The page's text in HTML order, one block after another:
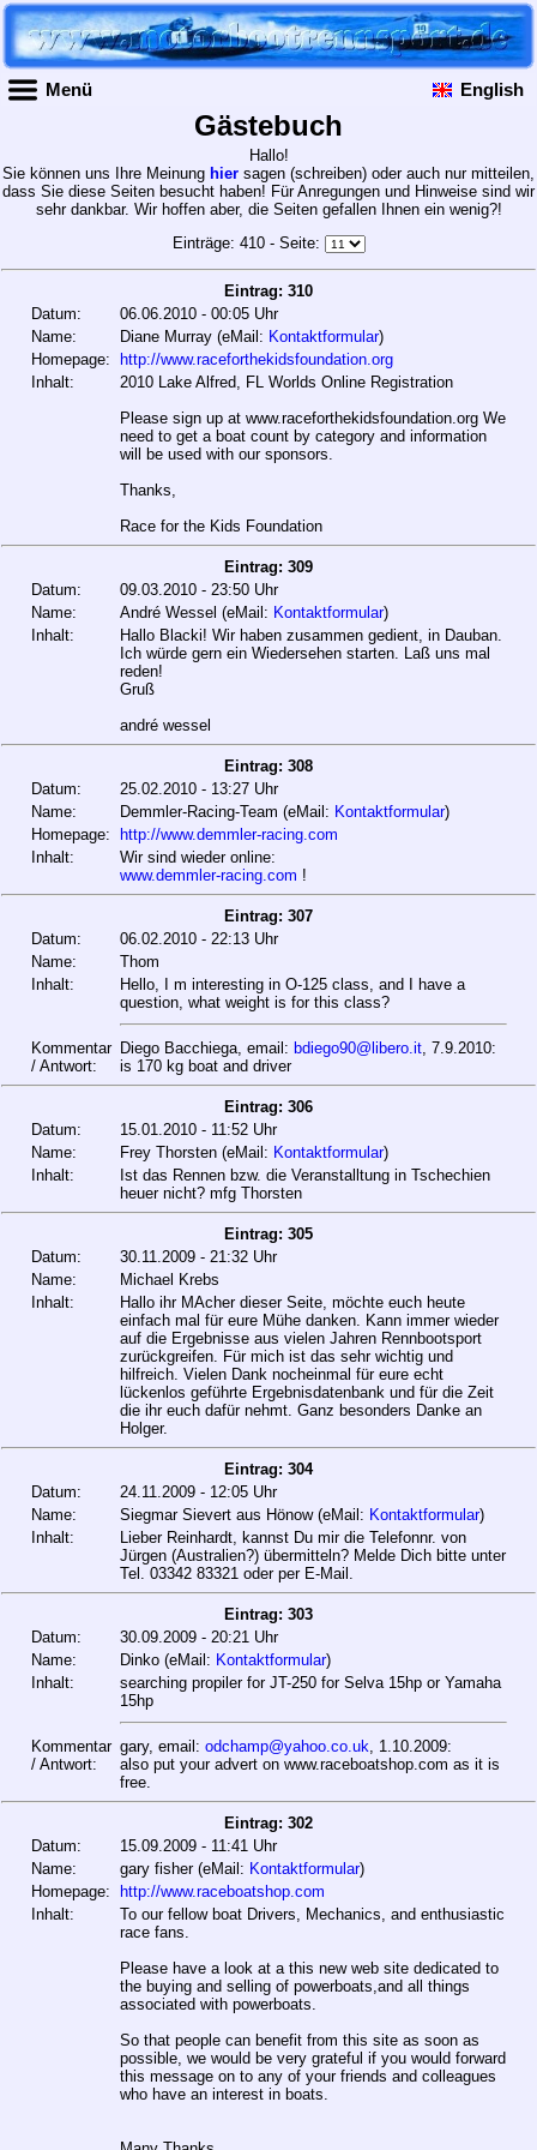
Menü English
Gästebuch
Hallo!
Sie können uns Ihre Meinung hier sagen (schreiben) oder auch nur mitteilen,
dass Sie diese Seiten besucht haben! Für Anregungen und Hinweise sind wir
sehr dankbar. Wir hoffen aber, die Seiten gefallen Ihnen ein wenig?!
Einträge: 410 - Seite:
Eintrag: 310
Datum:
06.06.2010 - 00:05 Uhr
Name:
Diane Murray (eMail: Kontaktformular)
Homepage:
http://www.raceforthekidsfoundation.org
Inhalt:
2010 Lake Alfred, FL Worlds Online Registration
Please sign up at www.raceforthekidsfoundation.org We
need to get a boat count by category and information
will be used with our sponsors.
Thanks,
Race for the Kids Foundation
Eintrag: 309
Datum:
09.03.2010 - 23:50 Uhr
Name:
André Wessel (eMail: Kontaktformular)
Inhalt:
Hallo Blacki! Wir haben zusammen gedient, in Dauban.
Ich würde gern ein Wiedersehen starten. Laß uns mal
reden!
Gruß
andré wessel
Eintrag: 308
Datum:
25.02.2010 - 13:27 Uhr
Name:
Demmler-Racing-Team (eMail: Kontaktformular)
Homepage:
http://www.demmler-racing.com
Inhalt:
Wir sind wieder online:
www.demmler-racing.com !
Eintrag: 307
Datum:
06.02.2010 - 22:13 Uhr
Name:
Thom
Inhalt:
Hello, I m interesting in O-125 class, and I have a
question, what weight is for this class?
Kommentar
/ Antwort:
Diego Bacchiega, email: bdiego90@libero.it, 7.9.2010:
is 170 kg boat and driver
Eintrag: 306
Datum:
15.01.2010 - 11:52 Uhr
Name:
Frey Thorsten (eMail: Kontaktformular)
Inhalt:
Ist das Rennen bzw. die Veranstalltung in Tschechien
heuer nicht? mfg Thorsten
Eintrag: 305
Datum:
30.11.2009 - 21:32 Uhr
Name:
Michael Krebs
Inhalt:
Hallo ihr MAcher dieser Seite, möchte euch heute
einfach mal für eure Mühe danken. Kann immer wieder
auf die Ergebnisse aus vielen Jahren Rennbootsport
zurückgreifen. Für mich ist das sehr wichtig und
hilfreich. Vielen Dank nocheinmal für eure echt
lückenlos geführte Ergebnisdatenbank und für die Zeit
die ihr euch dafür nehmt. Ganz besonders Danke an
Holger.
Eintrag: 304
Datum:
24.11.2009 - 12:05 Uhr
Name:
Siegmar Sievert aus Hönow (eMail: Kontaktformular)
Inhalt:
Lieber Reinhardt, kannst Du mir die Telefonnr. von
Jürgen (Australien?) übermitteln? Melde Dich bitte unter
Tel. 03342 83321 oder per E-Mail.
Eintrag: 303
Datum:
30.09.2009 - 20:21 Uhr
Name:
Dinko (eMail: Kontaktformular)
Inhalt:
searching propiler for JT-250 for Selva 15hp or Yamaha
15hp
Kommentar
/ Antwort:
gary, email: odchamp@yahoo.co.uk , 1.10.2009:
also put your advert on www.raceboatshop.com as it is
free.
Eintrag: 302
Datum:
15.09.2009 - 11:41 Uhr
Name:
gary fisher (eMail: Kontaktformular)
Homepage:
http://www.raceboatshop.com
Inhalt:
To our fellow boat Drivers, Mechanics, and enthusiastic
race fans.
Please have a look at a this new web site dedicated to
the buying and selling of powerboats,and all things
associated with powerboats.
So that people can benefit from this site as soon as
possible, we would be very grateful if you would forward
this message on to any of your friends and colleagues
who have an interest in boats.